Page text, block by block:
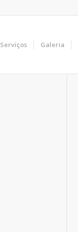
Serviços Galeria